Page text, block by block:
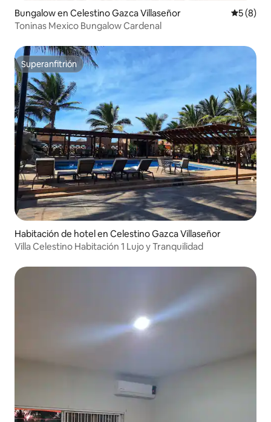
Bungalow en Celestino Gazca Villaseñor
5 (8)
Toninas Mexico Bungalow Cardenal
Superanfitrión
Superanfitrión
Habitación de hotel en Celestino Gazca Villaseñor
Villa Celestino Habitación 1 Lujo y Tranquilidad